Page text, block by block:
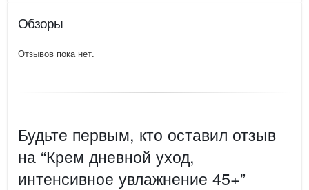
Обзоры
Отзывов пока нет.
Будьте первым, кто оставил отзыв
на “Крем дневной уход,
интенсивное увлажнение 45+”